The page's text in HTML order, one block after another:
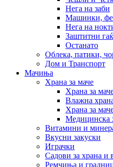
Нега на заби
Машинки,
Нега на
Заштитни
Останато
Облека, патики,
Дом и Транспорт
Мачиња
Храна за маче
Храна за
Влажна
Храна за
Медицинска
Витамини и
Вкусни закуски
Играчки
Садови за храна и
Ремчиња и